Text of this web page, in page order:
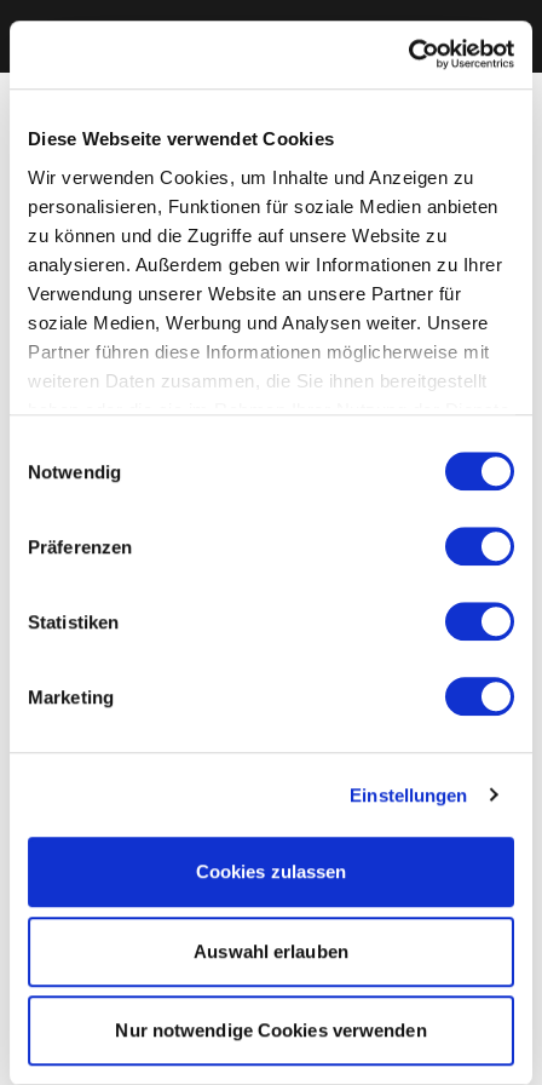
Diese Webseite verwendet Cookies
Wir verwenden Cookies, um Inhalte und Anzeigen zu
personalisieren, Funktionen für soziale Medien anbieten
zu können und die Zugriffe auf unsere Website zu
analysieren. Außerdem geben wir Informationen zu Ihrer
Verwendung unserer Website an unsere Partner für
soziale Medien, Werbung und Analysen weiter. Unsere
Partner führen diese Informationen möglicherweise mit
weiteren Daten zusammen, die Sie ihnen bereitgestellt
Cookies, wenn Sie unsere Webseite weiterhin nutzen.
Notwendig
Präferenzen
Statistiken
Marketing
Einstellungen
Cookies zulassen
Auswahl erlauben
Nur notwendige Cookies verwenden